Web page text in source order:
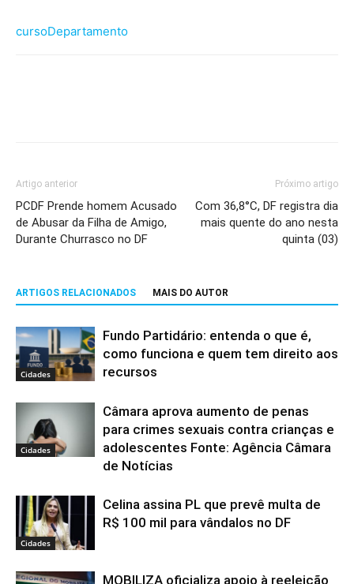
cursoDepartamento
Artigo anterior
PCDF Prende homem Acusado
de Abusar da Filha de Amigo,
Durante Churrasco no DF
Próximo artigo
Com 36,8°C, DF registra dia
mais quente do ano nesta
quinta (03)
ARTIGOS RELACIONADOS MAIS DO AUTOR
Cidades
Fundo Partidário: entenda o que é,
como funciona e quem tem direito aos
recursos
Cidades
Câmara aprova aumento de penas
para crimes sexuais contra crianças e
adolescentes Fonte: Agência Câmara
de Notícias
Cidades
Celina assina PL que prevê multa de
R$ 100 mil para vândalos no DF
MOBILIZA oficializa apoio à reeleição